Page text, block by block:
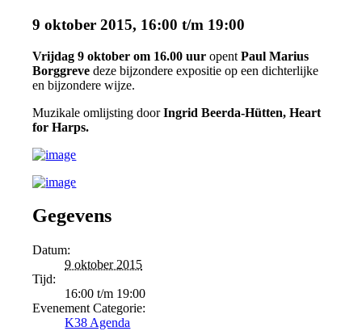
9 oktober 2015, 16:00 t/m 19:00
Vrijdag 9 oktober om 16.00 uur opentPaul Marius
Borggreve deze bijzondere expositie op een dichterlijke
en bijzondere wijze.
Muzikale omlijsting doorIngrid Beerda-Hütten, Heart
for Harps.
Gegevens
Datum:
9 oktober 2015
Tijd:
16:00 t/m 19:00
Evenement Categorie:
K38 Agenda